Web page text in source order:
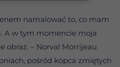
namalować to, co mam
A w tym momencie moja
obraz. – Norval Morrijeau
pośród kopca zmiętych